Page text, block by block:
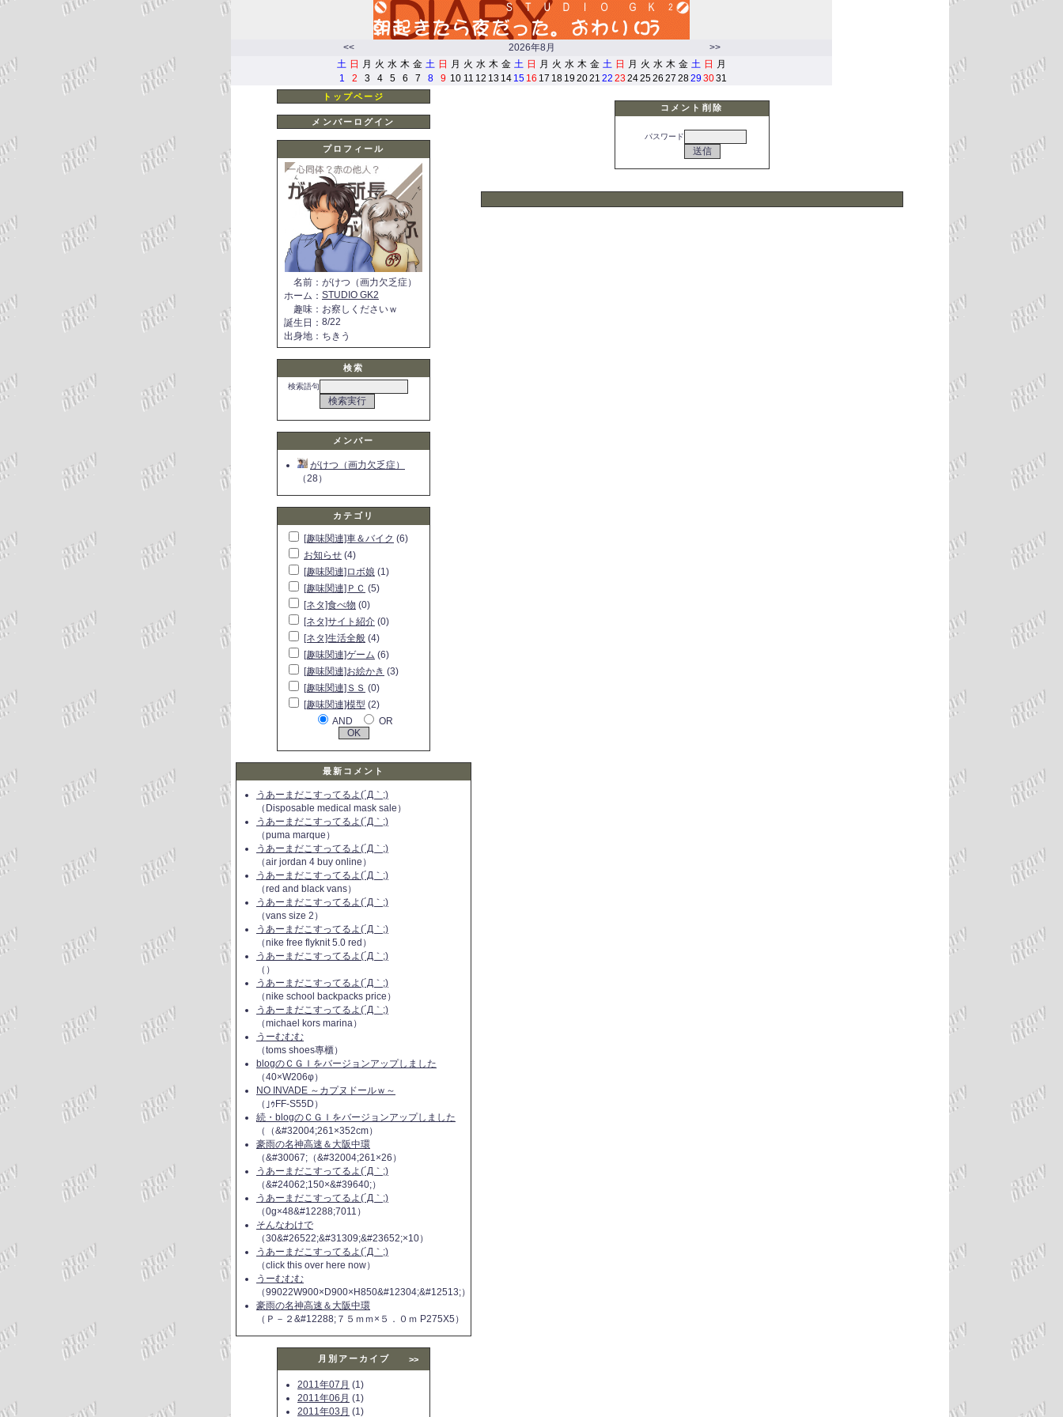
<< 2026年8月
>>
土 日 月 火 水 木 金 土 日 月 火 水 木 金 土 日 月 火 水 木 金 土 日 月 火 水 木 金 土 日
月
1
2 3 4 5 6 7 8 9 10 11 12 13 14 15 16 17 18 19 2021 22 23 242526 27 2829 3031
トップページ
メンバーログイン
プロフィール
名前 ： がけつ（画力欠乏症）
ホーム ： STUDIO GK2
趣味 ： お察しくださいｗ
誕生日 ： 8/22
出身地 ： ちきう
検索
検索語句
メンバー
がけつ（画力欠乏症）
（28）
カテゴリ
[趣味関連]車＆バイク (6)
お知らせ (4)
[趣味関連]ロボ娘 (1)
[趣味関連]ＰＣ (5)
[ネタ]食べ物 (0)
[ネタ]サイト紹介 (0)
[ネタ]生活全般 (4)
[趣味関連]ゲーム (6)
[趣味関連]お絵かき (3)
[趣味関連]ＳＳ (0)
[趣味関連]模型 (2)
AND
OR
最新コメント
うあーまだこすってるよ(´Д｀;)
（Disposable medical mask sale）
うあーまだこすってるよ(´Д｀;)
（puma marque）
うあーまだこすってるよ(´Д｀;)
（air jordan 4 buy online）
うあーまだこすってるよ(´Д｀;)
（red and black vans）
うあーまだこすってるよ(´Д｀;)
（vans size 2）
うあーまだこすってるよ(´Д｀;)
（nike free flyknit 5.0 red）
うあーまだこすってるよ(´Д｀;)
（）
うあーまだこすってるよ(´Д｀;)
（nike school backpacks price）
うあーまだこすってるよ(´Д｀;)
（michael kors marina）
うーむむむ
（toms shoes專櫃）
blogのＣＧＩをバージョンアップしました
（40×W206φ）
NO INVADE ～カプヌドールｗ～
（｣ｩFF-S55D）
続・blogのＣＧＩをバージョンアップしました
（（&#32004;261×352cm）
豪雨の名神高速＆大阪中環
（&#30067;（&#32004;261×26）
うあーまだこすってるよ(´Д｀;)
（&#24062;150×&#39640;）
うあーまだこすってるよ(´Д｀;)
（0g×48&#12288;7011）
そんなわけで
（30&#26522;&#31309;&#23652;×10）
うあーまだこすってるよ(´Д｀;)
（click this over here now）
うーむむむ
（99022W900×D900×H850&#12304;&#12513;）
豪雨の名神高速＆大阪中環
（Ｐ－２&#12288;７５ｍｍ×５．０ｍ P275X5）
月別アーカイブ >>
2011年07月 (1)
2011年06月 (1)
2011年03月 (1)
コメント削除
パスワード